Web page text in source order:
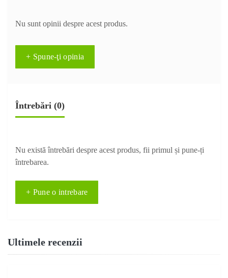
Nu sunt opinii despre acest produs.
+ Spune-ţi opinia
Întrebări (0)
Nu există întrebări despre acest produs, fii primul și pune-ți
întrebarea.
+ Pune o intrebare
Ultimele recenzii